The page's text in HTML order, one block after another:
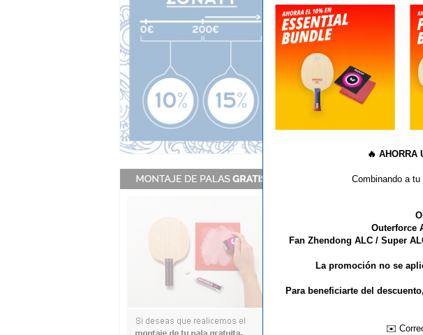
Dos nuevas novedades de
anti para los amantes del
🔥 AHORRA
Combinando a
Outerforce
Fan Zhendong ALC / Super
La promoción no se
Para beneficiarte del
✉️